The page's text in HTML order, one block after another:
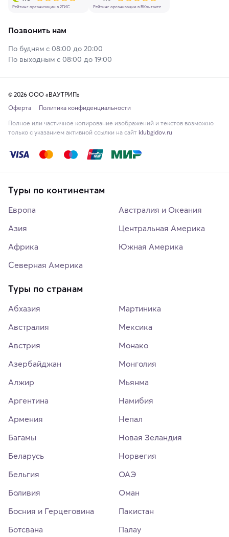
Рейтинг организации в 2ГИС Рейтинг организации в ВКонтакте
Позвонить нам
По будням с 08:00 до 20:00
По выходным с 08:00 до 19:00
© 2026 ООО «ВАУТРИП»
Оферта
Политика конфиденциальности
Полное или частичное копирование изображений и текстов возможно
только с указанием активной ссылки на сайт klubgidov.ru
Туры по континентам
Европа
Азия
Африка
Северная Америка
Австралия и Океания
Центральная Америка
Южная Америка
Туры по странам
Абхазия
Австралия
Австрия
Азербайджан
Алжир
Аргентина
Армения
Багамы
Беларусь
Бельгия
Боливия
Босния и Герцеговина
Ботсвана
Мартиника
Мексика
Монако
Монголия
Мьянма
Намибия
Непал
Новая Зеландия
Норвегия
ОАЭ
Оман
Пакистан
Палау